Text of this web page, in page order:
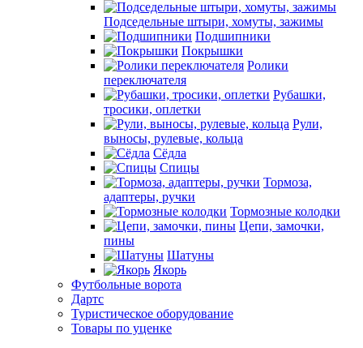
Подседельные штыри, хомуты, зажимы
Подшипники
Покрышки
Ролики
переключателя
Рубашки,
тросики, оплетки
Рули,
выносы, рулевые, кольца
Сёдла
Спицы
Тормоза,
адаптеры, ручки
Тормозные колодки
Цепи, замочки,
пины
Шатуны
Якорь
Футбольные ворота
Дартс
Туристическое оборудование
Товары по уценке